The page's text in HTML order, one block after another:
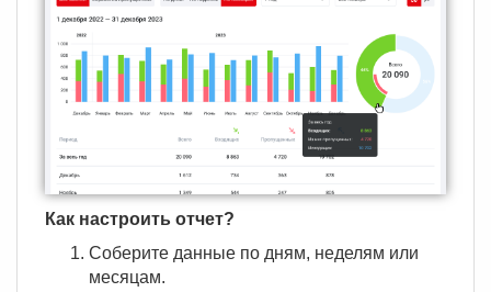
Как настроить отчет?
Соберите данные по дням, неделям или
месяцам.